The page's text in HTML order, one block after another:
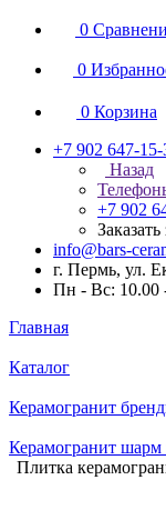
0
0
0 Корзина
+7 902 647-15-
Назад
+7 902
info@bars-
г. Пермь, ул.
Пн - Вс: 10.00
Главная
Каталог
Керамогранит
Керамогранит шарм
Плитка